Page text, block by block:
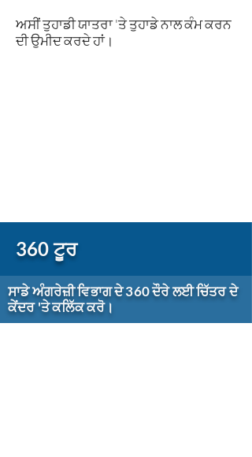
ਅਸੀਂ ਤੁਹਾਡੀ ਯਾਤਰਾ 'ਤੇ ਤੁਹਾਡੇ ਨਾਲ ਕੰਮ ਕਰਨ
ਦੀ ਉਮੀਦ ਕਰਦੇ ਹਾਂ।
360 ਟੂਰ
ਸਾਡੇ ਅੰਗਰੇਜ਼ੀ ਵਿਭਾਗ ਦੇ 360 ਦੌਰੇ ਲਈ ਚਿੱਤਰ ਦੇ
ਕੇਂਦਰ 'ਤੇ ਕਲਿੱਕ ਕਰੋ।